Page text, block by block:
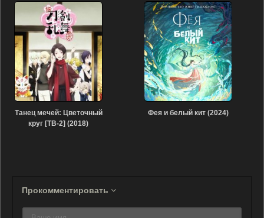
Танец мечей: Цветочный
круг [ТВ-2] (2018)
Фея и белый кит (2024)
Прокомментировать